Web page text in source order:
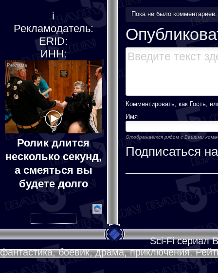
i
Рекламодатель:
ERID:
ИНН:
Ролик длится
несколько секунд,
а смеяться вы
будете долго
Пока не было
Комментировать, как Гость,
Имя
Отображается рядом с Вашими
Подписаться
Sci-Fi сериал
фантастика, боевик, драма, приключения.